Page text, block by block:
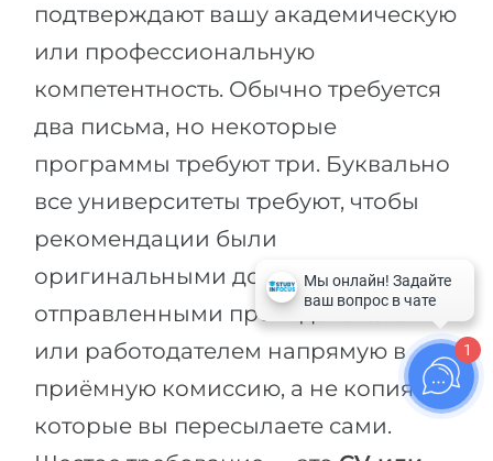
подтверждают вашу академическую
или профессиональную
компетентность. Обычно требуется
два письма, но некоторые
программы требуют три. Буквально
все университеты требуют, чтобы
рекомендации были
оригинальными документами,
отправленными преподавателем
или работодателем напрямую в
приёмную комиссию, а не копиями,
которые вы пересылаете сами.
1